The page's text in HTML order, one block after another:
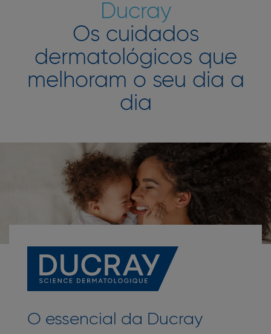
Ducray
Os cuidados
dermatológicos que
melhoram o seu dia a
dia
O essencial da Ducray